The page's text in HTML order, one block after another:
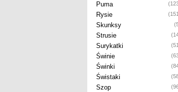
Puma
Rysie
Skunksy
Strusie
Surykatki
Świnie
Świnki
Świstaki
Szop